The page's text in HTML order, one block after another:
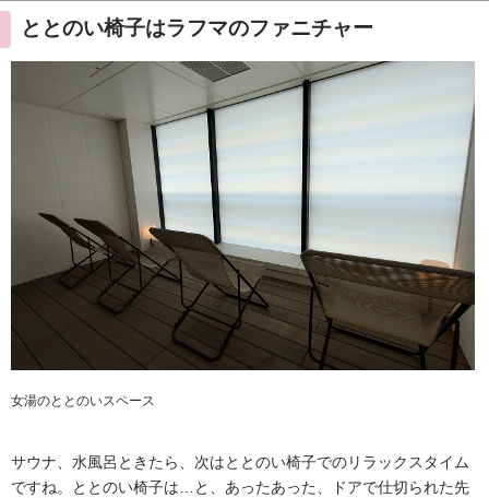
ととのい椅子はラフマのファニチャー
女湯のととのいスペース
サウナ、水風呂ときたら、次はととのい椅子でのリラックスタイム
ですね。ととのい椅子は…と、あったあった、ドアで仕切られた先